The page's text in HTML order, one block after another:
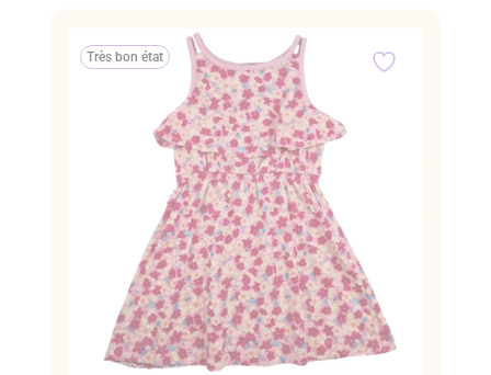
Très bon état